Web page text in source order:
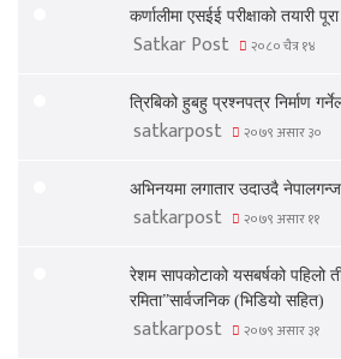
कर्णालीमा एसईई परीक्षाको तयारी पूरा
Satkar Post २०८० चैत्र १४
त्रिबिको हुबहु प्रश्नपत्र निर्माण
satkarpost २०७९ असार ३०
अभिनयमा लगातार उदाउदै
satkarpost २०७९ असार ११
रेशम सापकोटाको यसबर्षको पहिलो
रमिता”सार्वजनिक (भिडियो सहित)
satkarpost २०७९ असार ३१